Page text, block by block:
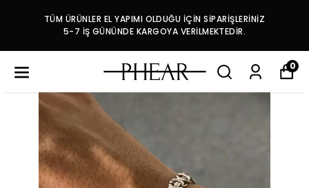
TÜM ÜRÜNLER EL YAPIMI OLDUĞU İÇİN SİPARİŞLERİNİZ
5-7 İŞ GÜNÜNDE KARGOYA VERİLMEKTEDİR.
0